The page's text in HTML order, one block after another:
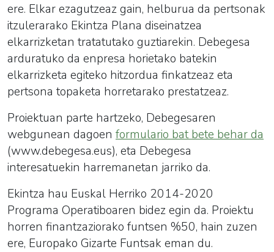
ere. Elkar ezagutzeaz gain, helburua da pertsonak
itzulerarako Ekintza Plana diseinatzea
elkarrizketan tratatutako guztiarekin. Debegesa
arduratuko da enpresa horietako batekin
elkarrizketa egiteko hitzordua finkatzeaz eta
pertsona topaketa horretarako prestatzeaz.
Proiektuan parte hartzeko, Debegesaren
webgunean dagoen formulario bat bete behar da
(www.debegesa.eus), eta Debegesa
interesatuekin harremanetan jarriko da.
Ekintza hau Euskal Herriko 2014-2020
Programa Operatiboaren bidez egin da. Proiektu
horren finantzaziorako funtsen %50, hain zuzen
ere, Europako Gizarte Funtsak eman du.